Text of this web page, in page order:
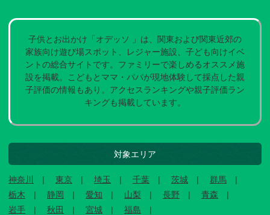
子供とお出かけ「オデッソ 」は、関東および関東近郊の
家族向け遊び場スポット、レジャー施設、子ども向けイベ
ントの総合サイトです。ファミリーで楽しめるオススメ施
設を掲載。こどもとママ・パパが現地体験して採点した親
子評価の情報もあり。アクセスランキングや親子評価ラン
キングも掲載しています。
対象エリア
神奈川 東京 埼玉 千葉 茨城
群馬
栃木
静岡 愛知 山梨 長野
青森
岩手
秋田 宮城 福島